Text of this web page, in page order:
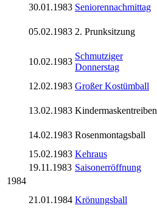
30.01.1983 Seniorennachmittag
05.02.1983 2. Prunksitzung
10.02.1983
Schmutziger
Donnerstag
12.02.1983 Großer Kostümball
13.02.1983 Kindermaskentreiben
14.02.1983 Rosenmontagsball
15.02.1983 Kehraus
19.11.1983 Saisonerröffnung
1984
21.01.1984 Krönungsball